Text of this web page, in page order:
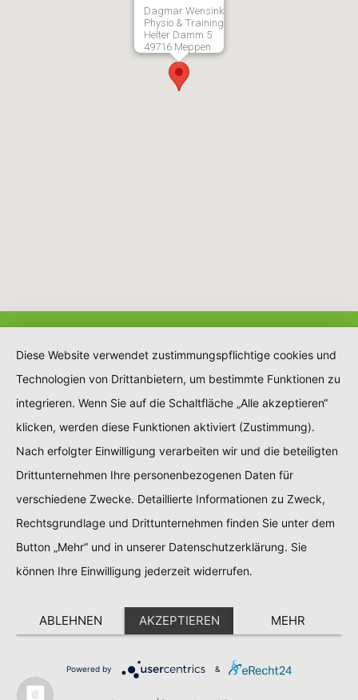
Dagmar Wensink
Physio & Training
Helter Damm 5
49716 Meppen
Diese Website verwendet zustimmungspflichtige cookies und
Technologien von Drittanbietern, um bestimmte Funktionen zu
integrieren. Wenn Sie auf die Schaltfläche „Alle akzeptieren“
klicken, werden diese Funktionen aktiviert (Zustimmung).
Nach erfolgter Einwilligung verarbeiten wir und die beteiligten
Drittunternehmen Ihre personenbezogenen Daten für
verschiedene Zwecke. Detaillierte Informationen zu Zweck,
Rechtsgrundlage und Drittunternehmen finden Sie unter dem
Button „Mehr“ und in unserer Datenschutzerklärung. Sie
können Ihre Einwilligung jederzeit widerrufen.
ABLEHNEN AKZEPTIEREN MEHR
Powered by &